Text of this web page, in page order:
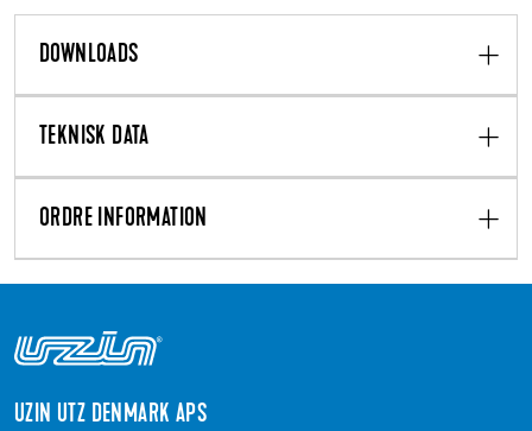
DOWNLOADS
TEKNISK DATA
ORDRE INFORMATION
UZIN UTZ DENMARK APS